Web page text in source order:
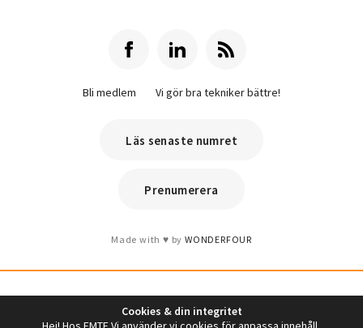
Cookies & din integritet
Bli medlem Vi gör bra tekniker bättre!
Läs senaste numret
Prenumerera
Made with by WONDERFOUR